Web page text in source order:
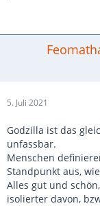
5. Juli 2021
Godzilla ist das
unfassbar.
Menschen
Standpunkt aus,
Alles gut und
isolierter davon,